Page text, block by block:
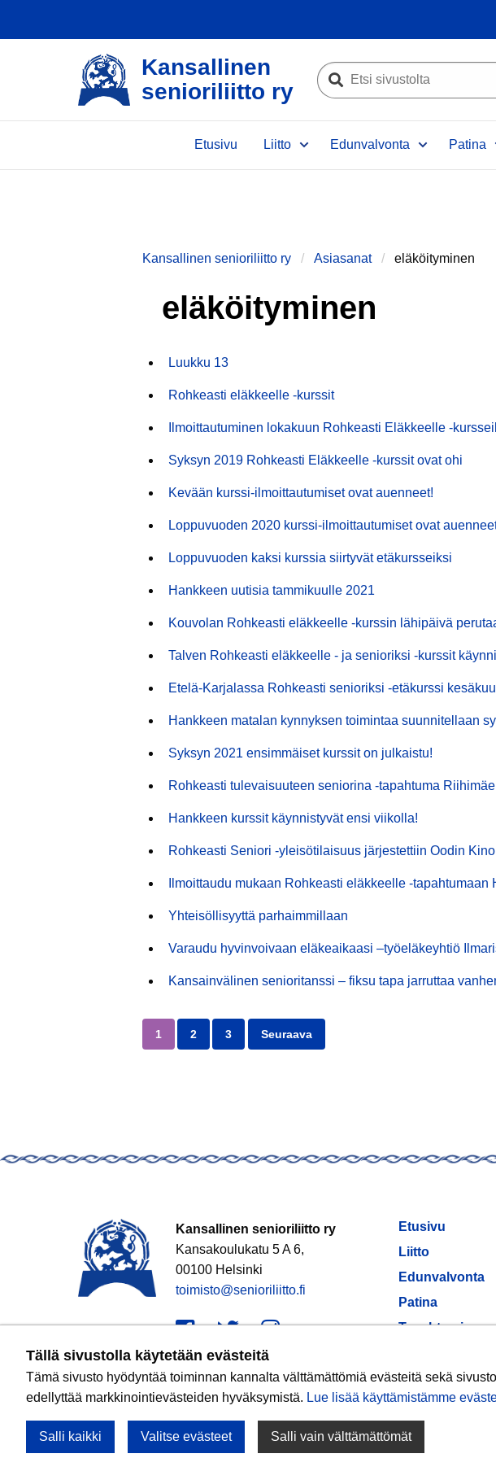
Tällä sivustolla käytetään evästeitä
Tämä sivusto hyödyntää toiminnan kannalta välttämättömiä evästeitä sekä
edellyttää markkinointievästeiden hyväksymistä. Lue lisää käyttämistämme
Salli kaikki Salli vain välttämättömät
Valitse evästeet
Kansallinen
senioriliitto ry
Etsi
sivustolta
Etusivu Liitto Edunvalvonta Patina
Kansallinen senioriliitto ry Asiasanat eläköityminen
eläköityminen
Luukku 13
Rohkeasti eläkkeelle -kurssit
Ilmoittautuminen lokakuun Rohkeasti Eläkkeelle -
Syksyn 2019 Rohkeasti Eläkkeelle -kurssit ovat ohi
Kevään kurssi-ilmoittautumiset ovat auenneet!
Loppuvuoden 2020 kurssi-ilmoittautumiset ovat
Loppuvuoden kaksi kurssia siirtyvät etäkursseiksi
Hankkeen uutisia tammikuulle 2021
Kouvolan Rohkeasti eläkkeelle -kurssin lähipäivä
Talven Rohkeasti eläkkeelle - ja senioriksi -kurssit
Etelä-Karjalassa Rohkeasti senioriksi -etäkurssi
Hankkeen matalan kynnyksen toimintaa suunnitellaan
Syksyn 2021 ensimmäiset kurssit on julkaistu!
Rohkeasti tulevaisuuteen seniorina -tapahtuma
Hankkeen kurssit käynnistyvät ensi viikolla!
Rohkeasti Seniori -yleisötilaisuus järjestettiin Oodin
Ilmoittaudu mukaan Rohkeasti eläkkeelle -tapahtumaan
Yhteisöllisyyttä parhaimmillaan
Varaudu hyvinvoivaan eläkeaikaasi –työeläkeyhtiö
Kansainvälinen senioritanssi – fiksu tapa jarruttaa
1 2 3 Seuraava
Kansallinen senioriliitto ry
Kansakoulukatu 5 A 6,
00100 Helsinki
toimisto@senioriliitto.fi
Facebook
TwitterInstagram
Etusivu
Liitto
Edunvalvonta
Patina
Tapahtumia
Hankkeet
Liittokokous